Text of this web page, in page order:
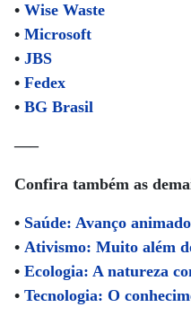
• Wise Waste
• Microsoft
• JBS
• Fedex
• BG Brasil
—–
Confira também as
• Saúde: Avanço
• Ativismo: Muito além
• Ecologia: A natureza
• Tecnologia: O